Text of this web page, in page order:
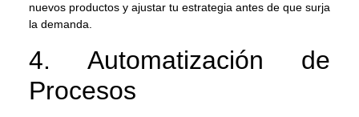
nuevos productos y ajustar tu estrategia antes de que surja
la demanda.
4. Automatización de
Procesos